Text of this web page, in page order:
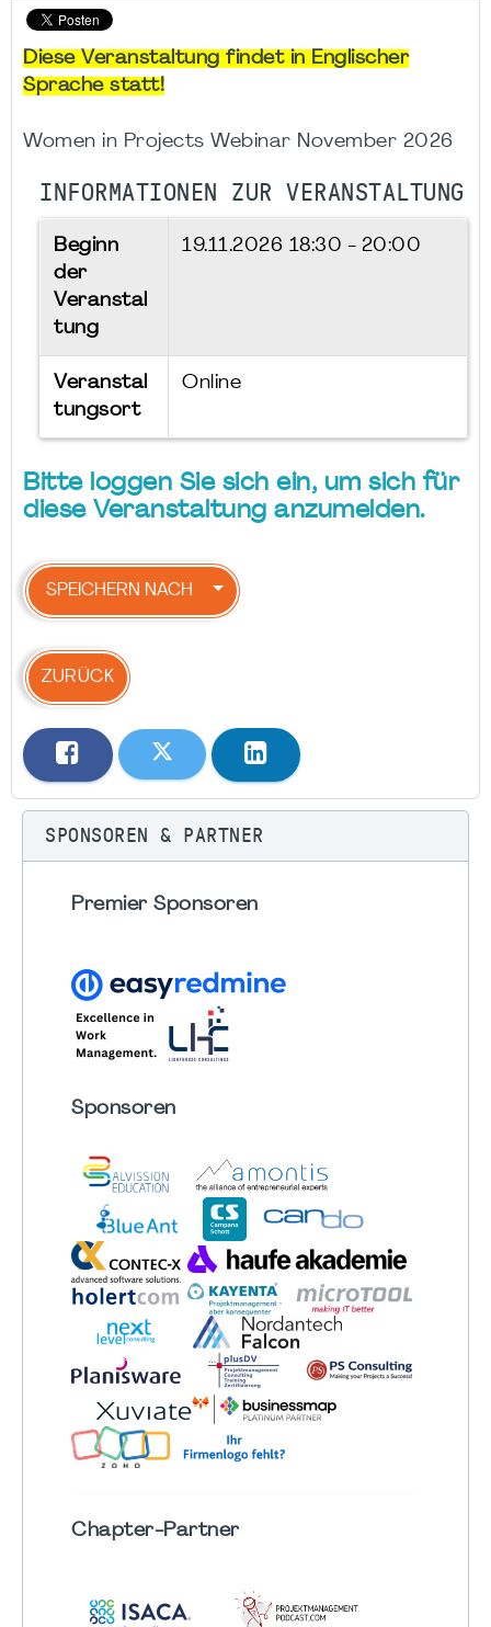
Diese Veranstaltung findet in Englischer
Sprache statt!
Women in Projects Webinar November 2026
INFORMATIONEN ZUR VERANSTALTUNG
Beginn
der
Veranstal
tung
19.11.2026 18:30 - 20:00
Veranstal
tungsort
Online
Bitte loggen Sie sich ein, um sich für
diese Veranstaltung anzumelden.
SPEICHERN NACH
ZURÜCK
SPONSOREN & PARTNER
Premier Sponsoren
Sponsoren
Chapter-Partner